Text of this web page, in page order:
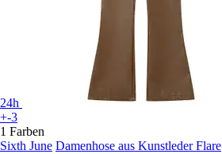
24h
+-3
1 Farben
Sixth June Damenhose aus Kunstleder Flare